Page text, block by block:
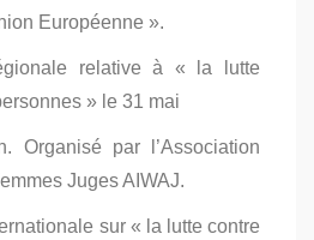
Européenne ».
relative à « la lutte
» le 31 mai
Organisé par l’Association
Juges AIWAJ.
sur « la lutte contre